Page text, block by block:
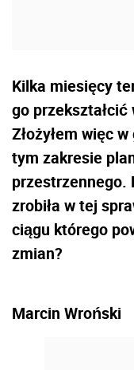
Kilka miesięcy
go przekształcić
Złożyłem więc
tym zakresie
przestrzennego.
zrobiła w tej
ciągu którego
zmian?
Marcin Wroński